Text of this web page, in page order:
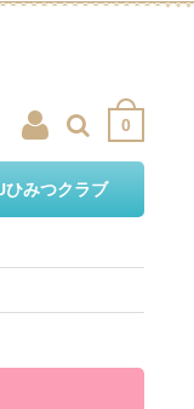
0
ひみつクラブ